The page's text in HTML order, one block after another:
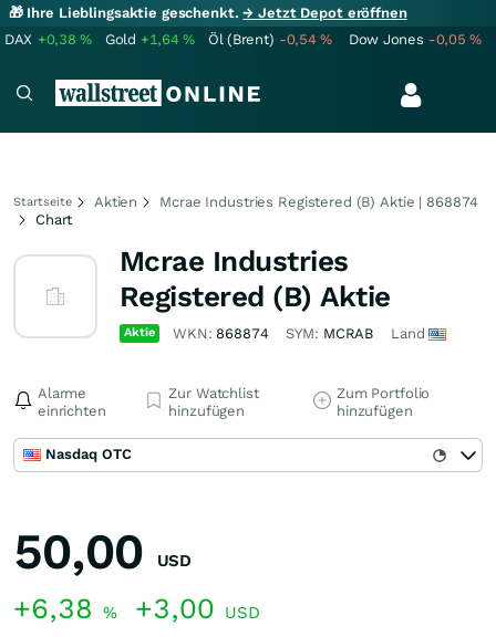
🎁 Ihre Lieblingsaktie geschenkt.→ Jetzt Depot eröffnen
DAX +0,38% Gold +1,64% Öl (Brent) -0,54% Dow Jones -0,05%
Startseite Aktien
Mcrae Industries Registered (B) Aktie | 868874
Chart
Mcrae Industries
Registered (B) Aktie
Aktie WKN: 868874 SYM: MCRAB Land
Alarme
einrichten
Zur Watchlist
hinzufügen
Zum Portfolio
hinzufügen
Nasdaq OTC
50,00 USD
+6,38 % +3,00 USD